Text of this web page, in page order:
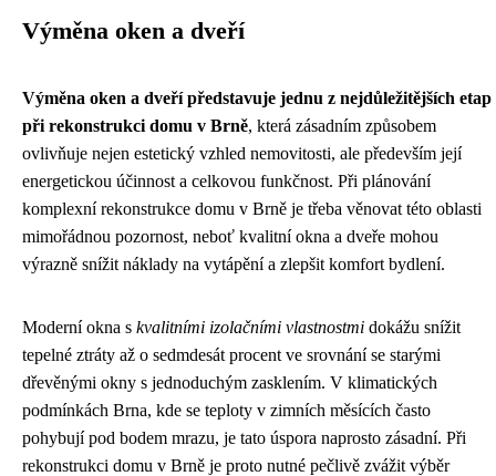
Výměna oken a dveří
Výměna oken a dveří představuje jednu z nejdůležitějších etap
při rekonstrukci domu v Brně, která zásadním způsobem
ovlivňuje nejen estetický vzhled nemovitosti, ale především její
energetickou účinnost a celkovou funkčnost. Při plánování
komplexní rekonstrukce domu v Brně je třeba věnovat této oblasti
mimořádnou pozornost, neboť kvalitní okna a dveře mohou
výrazně snížit náklady na vytápění a zlepšit komfort bydlení.
Moderní okna s kvalitními izolačními vlastnostmi dokážu snížit
tepelné ztráty až o sedmdesát procent ve srovnání se starými
dřevěnými okny s jednoduchým zasklením. V klimatických
podmínkách Brna, kde se teploty v zimních měsících často
pohybují pod bodem mrazu, je tato úspora naprosto zásadní. Při
rekonstrukci domu v Brně je proto nutné pečlivě zvážit výběr